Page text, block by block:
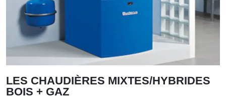
LES CHAUDIÈRES MIXTES/HYBRIDES
BOIS + GAZ